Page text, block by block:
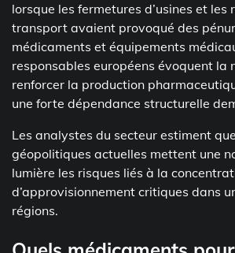
lorsque les fermetures d’usines et les
transport avaient provoqué des
médicaments et équipements
responsables européens évoquent la
renforcer la production
une forte dépendance structurelle
Les analystes du secteur estiment
géopolitiques actuelles mettent une
lumière les risques liés à la
d’approvisionnement critiques dans
régions.